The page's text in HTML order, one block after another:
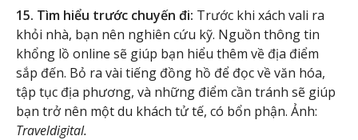
15. Tìm hiểu trước chuyến đi: Trước khi xách vali ra
khỏi nhà, bạn nên nghiên cứu kỹ. Nguồn thông tin
khổng lồ online sẽ giúp bạn hiểu thêm về địa điểm
sắp đến. Bỏ ra vài tiếng đồng hồ để đọc về văn hóa,
tập tục địa phương, và những điểm cần tránh sẽ giúp
bạn trở nên một du khách tử tế, có bổn phận. Ảnh:
Traveldigital.